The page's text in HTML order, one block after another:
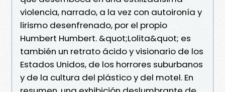
violencia, narrado, a la vez con autoironía y
lirismo desenfrenado, por el propio
Humbert Humbert. &quot;Lolita&quot; es
también un retrato ácido y visionario de los
Estados Unidos, de los horrores suburbanos
y de la cultura del plástico y del motel. En